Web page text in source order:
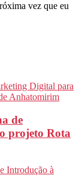
vez que eu
de
projeto Rota